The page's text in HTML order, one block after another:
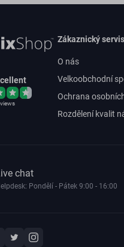
Zákaznický servis
O nás
Velkoobchodní
Ochrana
Rozdělení kvalit
chat
Pondělí - Pátek 9:00 - 16:00